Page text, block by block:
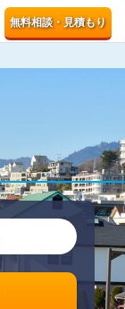
無料相談・見積もり